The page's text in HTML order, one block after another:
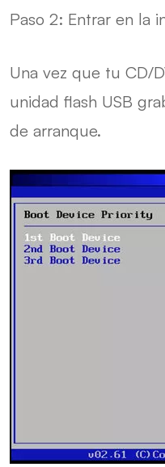
Paso 2: Entrar en la
Una vez que tu CD/
unidad flash USB
de arranque.